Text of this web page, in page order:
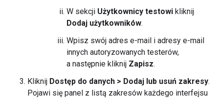
W sekcji Użytkownicy testowi kliknij
Dodaj użytkowników.
Wpisz swój adres e-mail i adresy e-mail
innych autoryzowanych testerów,
a następnie kliknij Zapisz.
Kliknij Dostęp do danych > Dodaj lub usuń zakresy.
Pojawi się panel z listą zakresów każdego interfejsu